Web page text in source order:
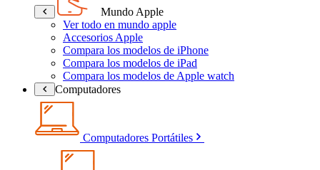
Mundo Apple
Ver todo en mundo apple
Accesorios Apple
Compara los modelos de iPhone
Compara los modelos de iPad
Compara los modelos de Apple watch
Computadores
Computadores Portátiles